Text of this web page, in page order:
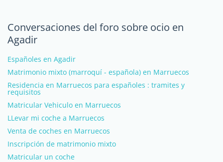
Conversaciones del foro sobre ocio en
Agadir
Españoles en Agadir
Matrimonio mixto (marroquí - española) en Marruecos
Residencia en Marruecos para españoles : tramites y
requisitos
Matricular Vehiculo en Marruecos
LLevar mi coche a Marruecos
Venta de coches en Marruecos
Inscripción de matrimonio mixto
Matricular un coche